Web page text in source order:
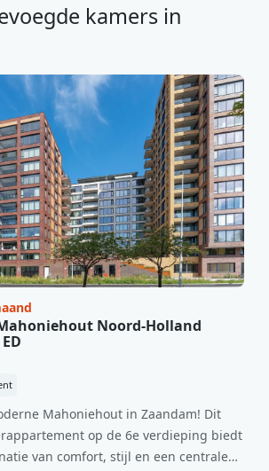
kamers in
Noord-Holland
Mahoniehout in Zaandam! Dit
op de 6e verdieping biedt
van comfort, stijl en een centrale